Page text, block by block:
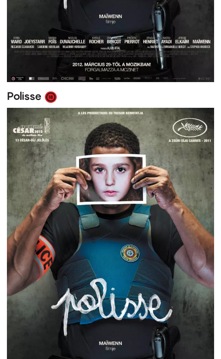
Polisse